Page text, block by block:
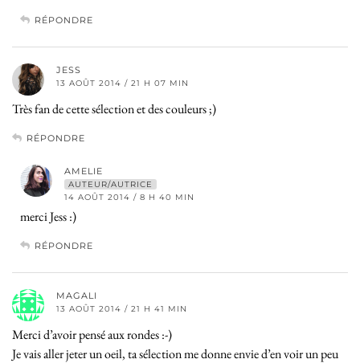
RÉPONDRE
JESS
13 AOÛT 2014 / 21 H 07 MIN
Très fan de cette sélection et des couleurs ;)
RÉPONDRE
AMELIE
AUTEUR/AUTRICE
14 AOÛT 2014 / 8 H 40 MIN
merci Jess :)
RÉPONDRE
MAGALI
13 AOÛT 2014 / 21 H 41 MIN
Merci d’avoir pensé aux rondes :-)
Je vais aller jeter un oeil, ta sélection me donne envie d’en voir un peu